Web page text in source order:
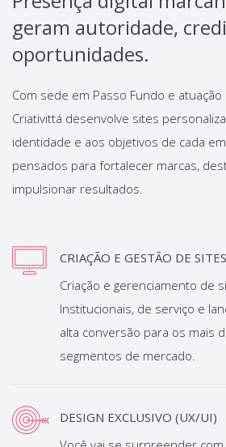
geram autoridade,
oportunidades.
Com sede em Passo Fundo e
Criativittá desenvolve sites
identidade e aos objetivos de cada
pensados para fortalecer marcas,
impulsionar resultados.
CRIAÇÃO E GESTÃO DE SITES
Criação e gerenciamento de
Institucionais, de serviço e
alta conversão para os mais
segmentos de mercado.
DESIGN EXCLUSIVO (UX/UI)